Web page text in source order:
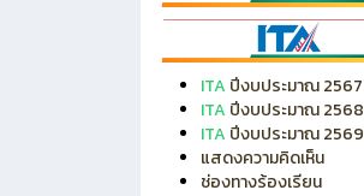
ITA ปีงบประมาณ 2567
ITA ปีงบประมาณ 2568
ITA ปีงบประมาณ 2569
แสดงความคิดเห็น
ช่องทางร้องเรียน